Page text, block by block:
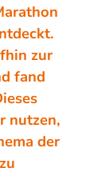
zur
fand
nutzen,
der